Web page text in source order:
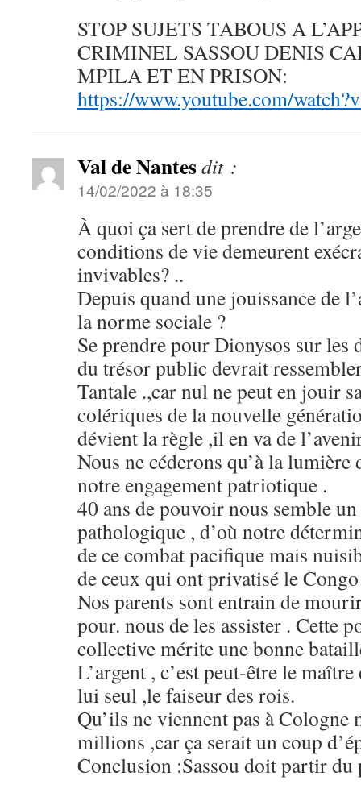
STOP SUJETS TABOUS A
CRIMINEL SASSOU DENIS
MPILA ET EN PRISON:
https://www.youtube.com/
Val de Nantesdit :
14/02/2022 à 18:35
À quoi ça sert de prendre de
conditions de vie demeurent
invivables? ..
Depuis quand une jouissance de
la norme sociale ?
Se prendre pour Dionysos sur les
du trésor public devrait
Tantale .,car nul ne peut en jouir
colériques de la nouvelle
dévient la règle ,il en va de
Nous ne céderons qu’à la lumière
notre engagement patriotique .
40 ans de pouvoir nous semble
pathologique , d’où notre
de ce combat pacifique mais
de ceux qui ont privatisé le
Nos parents sont entrain de
pour. nous de les assister . Cette
collective mérite une bonne
L’argent , c’est peut-être le
lui seul ,le faiseur des rois.
Qu’ils ne viennent pas à Cologne
millions ,car ça serait un coup
Conclusion :Sassou doit partir